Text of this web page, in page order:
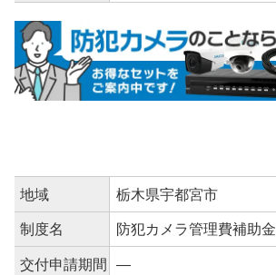
地域 栃木県宇都宮市
制度名 防犯カメラ管理費補助金
交付申請期間 ―